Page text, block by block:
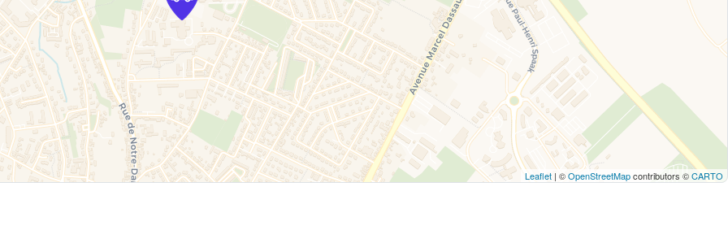
Leaflet | ©OpenStreetMapcontributors ©CARTO